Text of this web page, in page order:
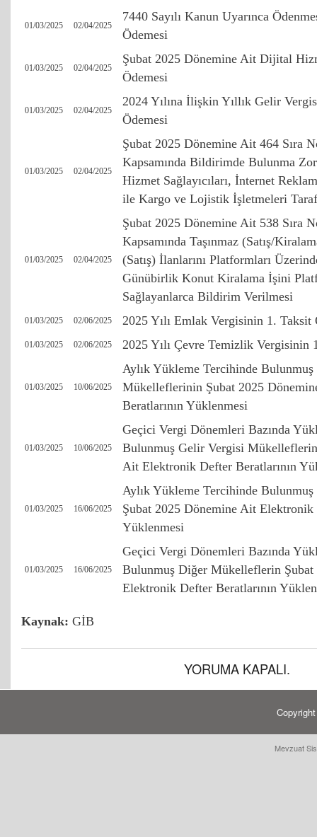
01/03/2025 02/04/2025
7440 Sayılı Kanun Uyarınca
Ödemesi
01/03/2025 02/04/2025
Şubat 2025 Dönemine Ait Dijital
Ödemesi
01/03/2025 02/04/2025
2024 Yılına İlişkin Yıllık Gelir
Ödemesi
01/03/2025 02/04/2025
Şubat 2025 Dönemine Ait 464 Sıra
Kapsamında Bildirimde Bulunma
Hizmet Sağlayıcıları, İnternet
ile Kargo ve Lojistik İşletmeleri
01/03/2025 02/04/2025
Şubat 2025 Dönemine Ait 538 Sıra
Kapsamında Taşınmaz (Satış/
(Satış) İlanlarını Platformları
Günübirlik Konut Kiralama İşini
Sağlayanlarca Bildirim Verilmesi
01/03/2025 02/06/2025 2025 Yılı Emlak Vergisinin 1. Taksit
01/03/2025 02/06/2025 2025 Yılı Çevre Temizlik Vergisinin
01/03/2025 10/06/2025
Aylık Yükleme Tercihinde
Mükelleflerinin Şubat 2025
Beratlarının Yüklenmesi
01/03/2025 10/06/2025
Geçici Vergi Dönemleri Bazında
Bulunmuş Gelir Vergisi
Ait Elektronik Defter Beratlarının
01/03/2025 16/06/2025
Aylık Yükleme Tercihinde
Şubat 2025 Dönemine Ait Elektronik
Yüklenmesi
01/03/2025 16/06/2025
Geçici Vergi Dönemleri Bazında
Bulunmuş Diğer Mükelleflerin
Elektronik Defter Beratlarının
Kaynak: GİB
YORUMA KAPALI.
Mevzuat